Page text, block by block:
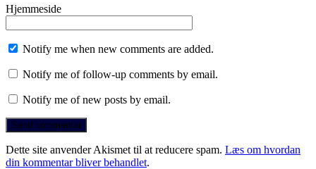
Hjemmeside
Notify me when new comments are added.
Notify me of follow-up comments by email.
Notify me of new posts by email.
Dette site anvender Akismet til at reducere spam. Læs om hvordan
din kommentar bliver behandlet.